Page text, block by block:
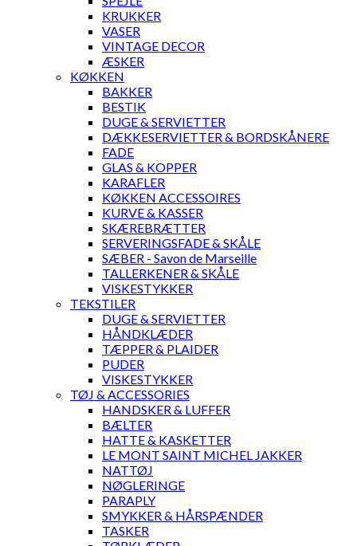
KRUKKER
VASER
VINTAGE DECOR
ÆSKER
KØKKEN
BAKKER
BESTIK
DUGE & SERVIETTER
DÆKKESERVIETTER & BORDSKÅNERE
FADE
GLAS & KOPPER
KARAFLER
KØKKEN ACCESSOIRES
KURVE & KASSER
SKÆREBRÆTTER
SERVERINGSFADE & SKÅLE
SÆBER - Savon de Marseille
TALLERKENER & SKÅLE
VISKESTYKKER
TEKSTILER
DUGE & SERVIETTER
HÅNDKLÆDER
TÆPPER & PLAIDER
PUDER
VISKESTYKKER
TØJ & ACCESSORIES
HANDSKER & LUFFER
BÆLTER
HATTE & KASKETTER
LE MONT SAINT MICHEL JAKKER
NATTØJ
NØGLERINGE
PARAPLY
SMYKKER & HÅRSPÆNDER
TASKER